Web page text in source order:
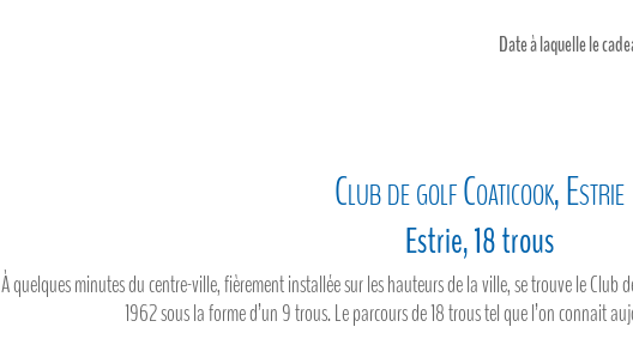
-
voiturette
tout
temps
saison
Date à laquelle le
Club de golf Coaticook, Estrie
Estrie, 18 trous
À quelques minutes du centre-ville, fièrement installée sur les hauteurs de la ville, se trouve le Club
1962 sous la forme d’un 9 trous. Le parcours de 18 trous tel que l’on connait